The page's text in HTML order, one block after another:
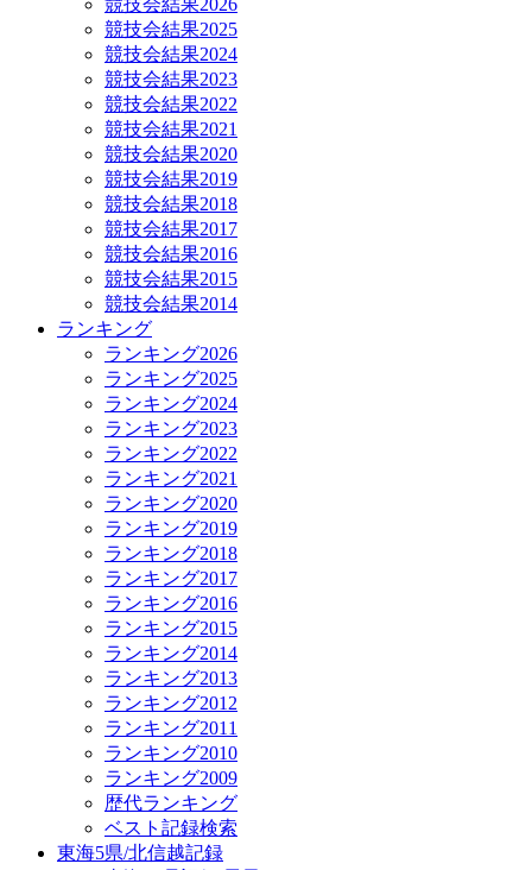
競技会結果2025
競技会結果2024
競技会結果2023
競技会結果2022
競技会結果2021
競技会結果2020
競技会結果2019
競技会結果2018
競技会結果2017
競技会結果2016
競技会結果2015
競技会結果2014
ランキング
ランキング2026
ランキング2025
ランキング2024
ランキング2023
ランキング2022
ランキング2021
ランキング2020
ランキング2019
ランキング2018
ランキング2017
ランキング2016
ランキング2015
ランキング2014
ランキング2013
ランキング2012
ランキング2011
ランキング2010
ランキング2009
歴代ランキング
ベスト記録検索
東海5県/北信越記録